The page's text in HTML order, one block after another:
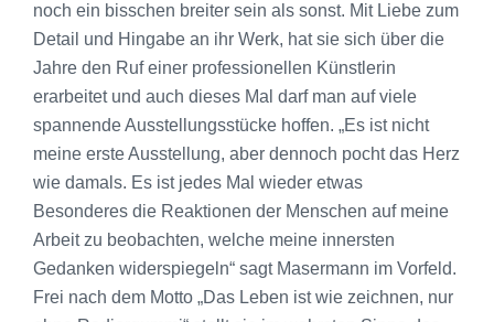
noch ein bisschen breiter sein als sonst. Mit Liebe zum
Detail und Hingabe an ihr Werk, hat sie sich über die
Jahre den Ruf einer professionellen Künstlerin
erarbeitet und auch dieses Mal darf man auf viele
spannende Ausstellungsstücke hoffen. „Es ist nicht
meine erste Ausstellung, aber dennoch pocht das Herz
wie damals. Es ist jedes Mal wieder etwas
Besonderes die Reaktionen der Menschen auf meine
Arbeit zu beobachten, welche meine innersten
Gedanken widerspiegeln“ sagt Masermann im Vorfeld.
Frei nach dem Motto „Das Leben ist wie zeichnen, nur